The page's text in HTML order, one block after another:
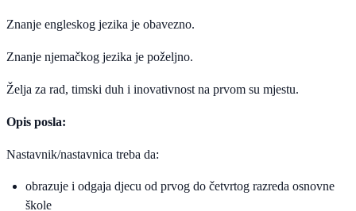
Znanje engleskog jezika je obavezno.
Znanje njemačkog jezika je poželjno.
Želja za rad, timski duh i inovativnost na prvom su mjestu.
Opis posla:
Nastavnik/nastavnica treba da:
obrazuje i odgaja djecu od prvog do četvrtog razreda osnovne
škole